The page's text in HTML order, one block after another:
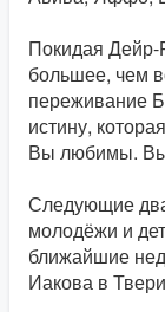
Покидая Дейр-
большее, чем
переживание
истину,
Вы любимы.
Следующие
молодёжи и
ближайшие
Иакова в